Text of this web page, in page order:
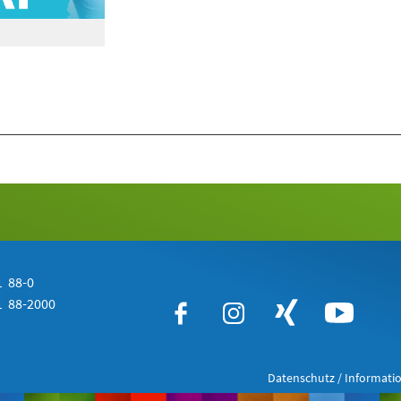
88-0
88-2000
Datenschutz /